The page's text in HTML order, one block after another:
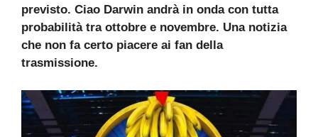
previsto. Ciao Darwin andrà in onda con tutta
probabilità tra ottobre e novembre. Una notizia
che non fa certo piacere ai fan della
trasmissione.